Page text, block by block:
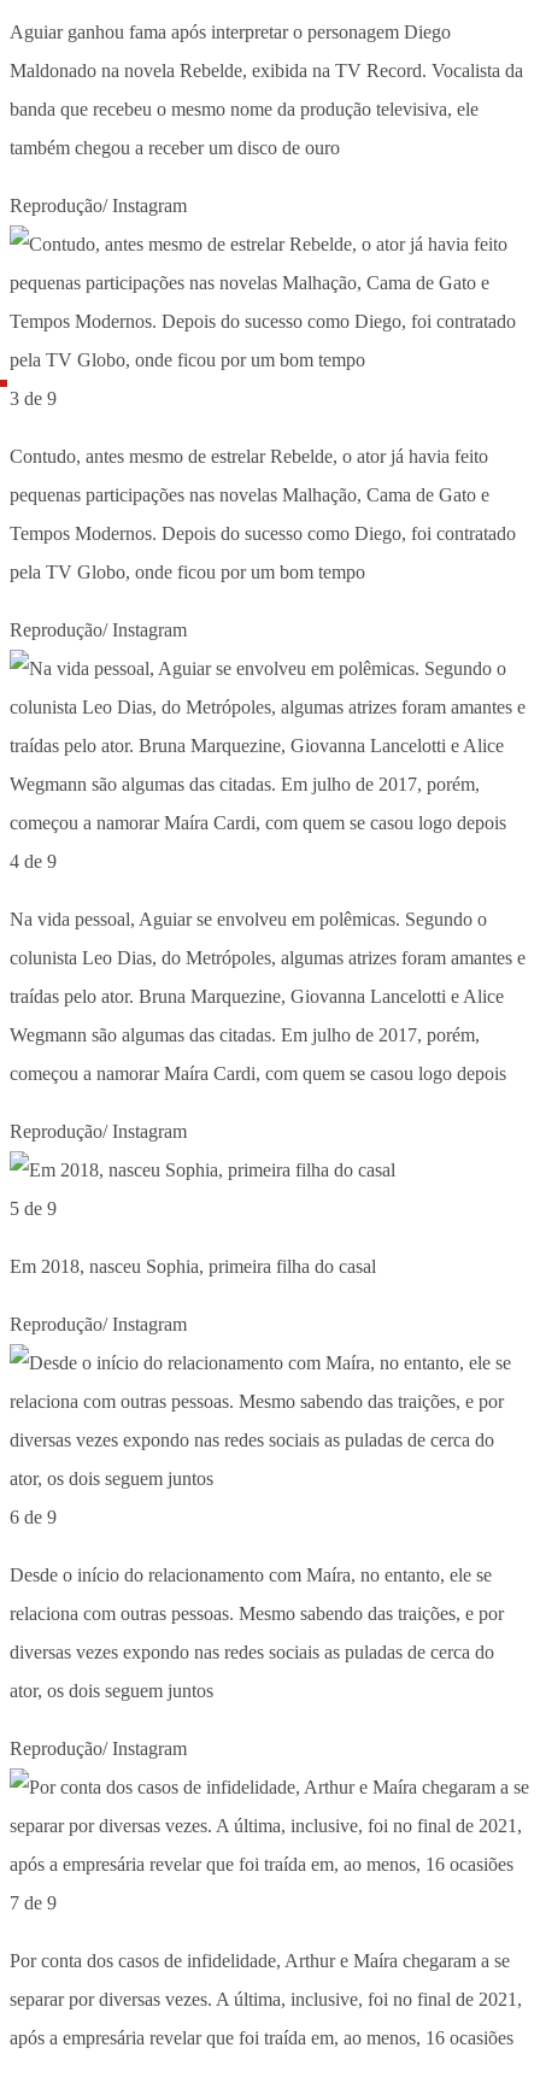
Aguiar ganhou fama após interpretar o personagem Diego
Maldonado na novela Rebelde, exibida na TV Record. Vocalista da
banda que recebeu o mesmo nome da produção televisiva, ele
também chegou a receber um disco de ouro
Reprodução/ Instagram
3 de 9
Contudo, antes mesmo de estrelar Rebelde, o ator já havia feito
pequenas participações nas novelas Malhação, Cama de Gato e
Tempos Modernos. Depois do sucesso como Diego, foi contratado
pela TV Globo, onde ficou por um bom tempo
Reprodução/ Instagram
4 de 9
Na vida pessoal, Aguiar se envolveu em polêmicas. Segundo o
colunista Leo Dias, do Metrópoles, algumas atrizes foram amantes e
traídas pelo ator. Bruna Marquezine, Giovanna Lancelotti e Alice
Wegmann são algumas das citadas. Em julho de 2017, porém,
começou a namorar Maíra Cardi, com quem se casou logo depois
Reprodução/ Instagram
5 de 9
Em 2018, nasceu Sophia, primeira filha do casal
Reprodução/ Instagram
6 de 9
Desde o início do relacionamento com Maíra, no entanto, ele se
relaciona com outras pessoas. Mesmo sabendo das traições, e por
diversas vezes expondo nas redes sociais as puladas de cerca do
ator, os dois seguem juntos
Reprodução/ Instagram
7 de 9
Por conta dos casos de infidelidade, Arthur e Maíra chegaram a se
separar por diversas vezes. A última, inclusive, foi no final de 2021,
após a empresária revelar que foi traída em, ao menos, 16 ocasiões